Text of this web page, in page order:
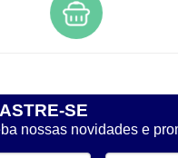
SE
nossas novidades e